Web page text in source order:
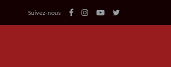
Suivez-nous